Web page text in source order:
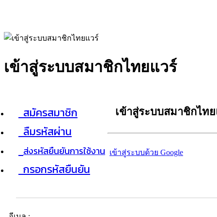
เข้าสู่ระบบสมาชิกไทยแวร์
สมัครสมาชิก
ลืมรหัสผ่าน
ส่งรหัสยืนยันการใช้งาน
กรอกรหัสยืนยัน
เข้าสู่ระบบสมาชิกไท
เข้าสู่ระบบด้วย Google